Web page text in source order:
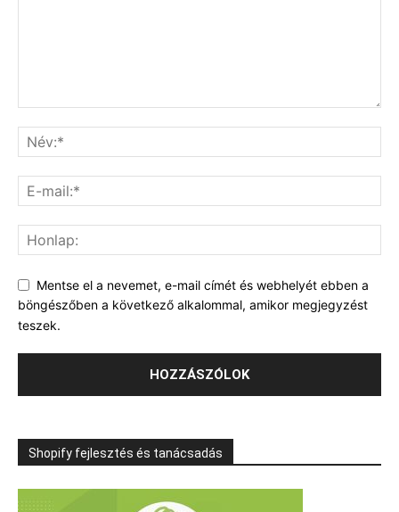
Mentse el a nevemet, e-mail címét és webhelyét ebben a
böngészőben a következő alkalommal, amikor megjegyzést
teszek.
Shopify fejlesztés és tanácsadás